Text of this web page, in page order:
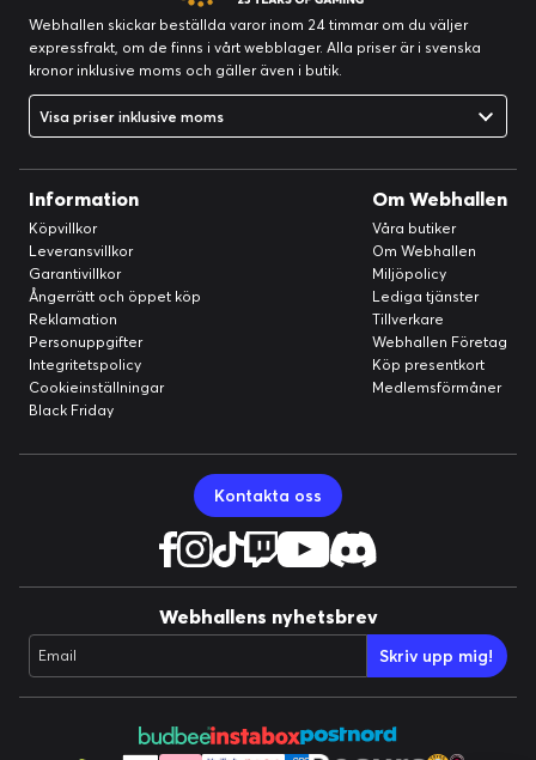
Webhallen skickar beställda varor inom 24 timmar om du väljer
expressfrakt, om de finns i vårt webblager. Alla priser är i svenska
kronor inklusive moms och gäller även i butik.
Visa priser inklusive moms
Information
Köpvillkor
Leveransvillkor
Garantivillkor
Ångerrätt och öppet köp
Reklamation
Personuppgifter
Integritetspolicy
Cookieinställningar
Black Friday
Om Webhallen
Våra butiker
Om Webhallen
Miljöpolicy
Lediga tjänster
Tillverkare
Webhallen Företag
Köp presentkort
Medlemsförmåner
Kontakta oss
Webhallens nyhetsbrev
Email Skriv upp mig!